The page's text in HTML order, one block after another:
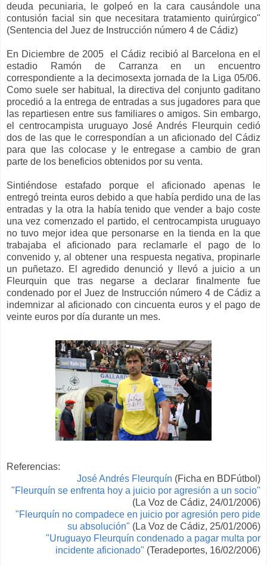
deuda pecuniaria, le golpeó en la cara causándole una
contusión facial sin que necesitara tratamiento quirúrgico"
(Sentencia del Juez de Instrucción número 4 de Cádiz)
En Diciembre de 2005
el Cádiz recibió al Barcelona en el
estadio Ramón de Carranza en un encuentro
correspondiente a la decimosexta jornada de la Liga 05/06.
Como suele ser habitual, la directiva del conjunto gaditano
procedió a la entrega de entradas a sus jugadores para que
las repartiesen entre sus familiares o amigos. Sin embargo,
el centrocampista uruguayo José Andrés Fleurquin cedió
dos de las que le correspondían a un aficionado del Cádiz
para que las colocase y le entregase a cambio de gran
parte de los beneficios obtenidos por su venta.
Sintiéndose estafado porque el aficionado apenas le
entregó treinta euros debido a que había perdido una de las
entradas y la otra la había tenido que vender a bajo coste
una vez comenzado el partido,el centrocampista uruguayo
no tuvo mejor idea que personarse en
la tienda en la que
trabajaba el aficionado para reclamarle el pago de lo
convenido y, al obtener una respuesta negativa, propinarle
un puñetazo. El agredido denunció y llevó a juicio a un
Fleurquin que tras negarse a declarar finalmente fue
condenado por el Juez de Instrucción número 4 de Cádiz a
indemnizar al aficionado con cincuenta eurosy el pago de
veinte euros por día durante un mes.
Referencias:
José Andrés Fleurquín (Ficha en BDFútbol)
"Fleurquín se enfrenta hoy a juicio por agresión a un socio"
(La Voz de Cádiz, 24/01/2006)
"Fleurquín no compadece en juicio por agresión pero pide
su absolución" (La Voz de Cádiz, 25/01/2006)
"Uruguayo Fleurquín condenado a pagar multa por
incidente aficionado" (Teradeportes, 16/02/2006)